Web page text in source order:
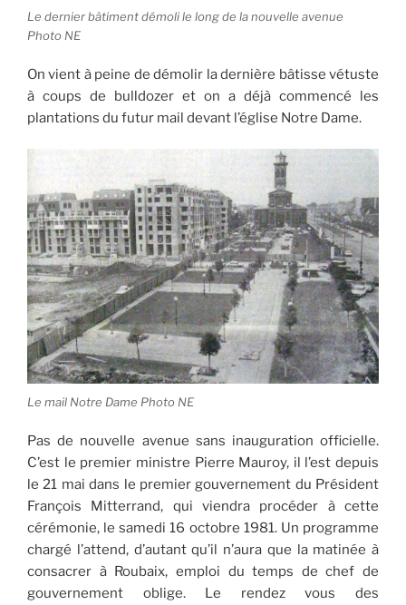
Le dernier bâtiment démoli le long de la nouvelle avenue
Photo NE
On vient à peine de démolir la dernière bâtisse vétuste
à coups de bulldozer et on a déjà commencé les
plantations du futur mail devant l’église Notre Dame.
Le mail Notre Dame Photo NE
Pas de nouvelle avenue sans inauguration officielle.
C’est le premier ministre Pierre Mauroy, il l’est depuis
le 21 mai dans le premier gouvernement du Président
François Mitterrand, qui viendra procéder à cette
cérémonie, le samedi 16 octobre 1981. Un programme
chargé l’attend, d’autant qu’il n’aura que la matinée à
consacrer à Roubaix, emploi du temps de chef de
gouvernement oblige. Le rendez vous des